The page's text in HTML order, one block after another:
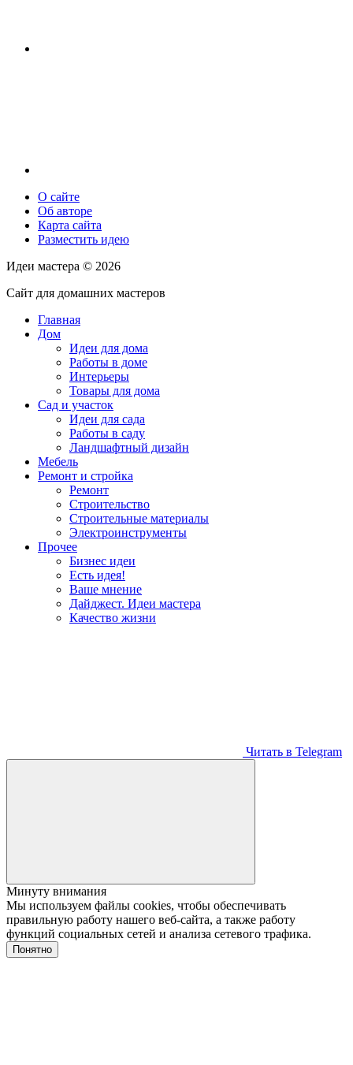
О сайте
Об авторе
Карта сайта
Разместить идею
Идеи мастера © 2026
Сайт для домашних мастеров
Главная
Дом
Идеи для дома
Работы в доме
Интерьеры
Товары для дома
Сад и участок
Идеи для сада
Работы в саду
Ландшафтный дизайн
Мебель
Ремонт и стройка
Ремонт
Строительство
Строительные материалы
Электроинструменты
Прочее
Бизнес идеи
Есть идея!
Ваше мнение
Дайджест. Идеи мастера
Качество жизни
Читать в Telegram
Минуту внимания
Мы используем файлы cookies, чтобы обеспечивать
правильную работу нашего веб-сайта, а также работу
функций социальных сетей и анализа сетевого трафика.
Понятно